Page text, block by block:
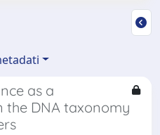
as a
the DNA taxonomy